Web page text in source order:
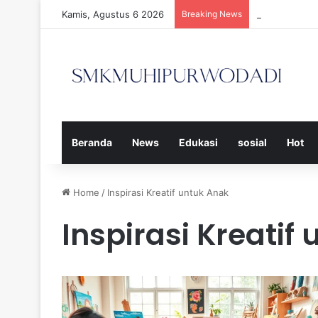
Kamis, Agustus 6 2026 Breaking News
Beranda News Edukasi sosial Hot
Home / Inspirasi Kreatif untuk Anak
Inspirasi Kreatif